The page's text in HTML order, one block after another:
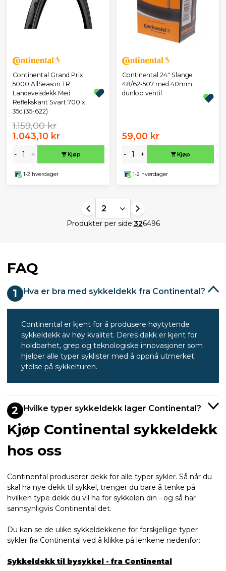
Continental Grand Prix
5000 AllSeason TR
Landeveisdekk Med
Reflekskant Svart 700 x
35c (35-622)
1.159,00 kr
1.043,10 kr
- + Kjøp
1-2 hverdager
Continental 24" Slange
48/62-507 med 40mm
dunlop ventil
59,00 kr
- + Kjøp
1-2 hverdager
2
Produkter per side:326496
FAQ
1 Hva er bra med sykkeldekk fra Continental?
Continental er kjent for å produsere høytytende
sykkeldekk av høy kvalitet. Deres dekk er kjent for
holdbarhet, grep og teknologiske innovasjoner som
hjelper alle typer syklister med å oppnå utmerket
ytelse på sykkelturen.
2 Hvilke typer sykkeldekk lager Continental?
Kjøp Continental sykkeldekk
hos oss
Continental produserer dekk for alle typer sykler. Så når du
skal ha nye dekk til sykkel, trenger du bare å tenke på
hvilken type dekk du vil ha for sykkelen din - og så har
sannsynligvis Continental det.
Du kan se de ulike sykkeldekkene for forskjellige typer
sykler fra Continental ved å klikke på lenkene nedenfor:
Sykkeldekk til bysykkel - fra Continental